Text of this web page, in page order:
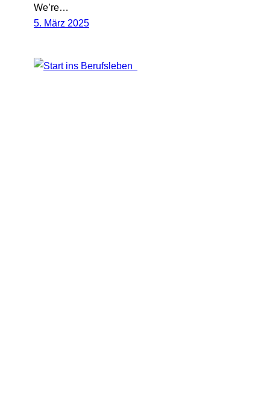
We’re…
5. März 2025